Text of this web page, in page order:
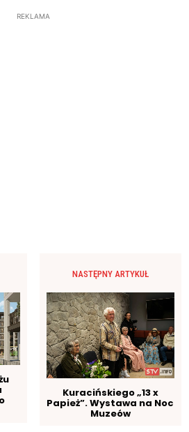
REKLAMA
NASTĘPNY ARTYKUŁ
Kuracińskiego „13 x
Papież”. Wystawa na Noc
Muzeów